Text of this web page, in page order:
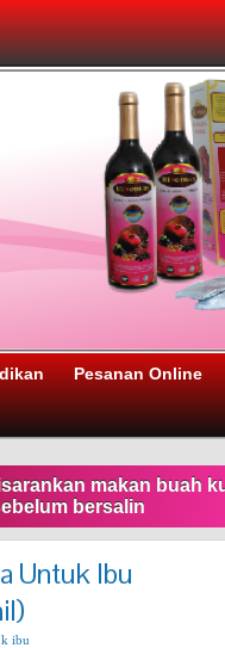
Pesanan Online
makan buah
bersalin
Untuk Ibu
ibu